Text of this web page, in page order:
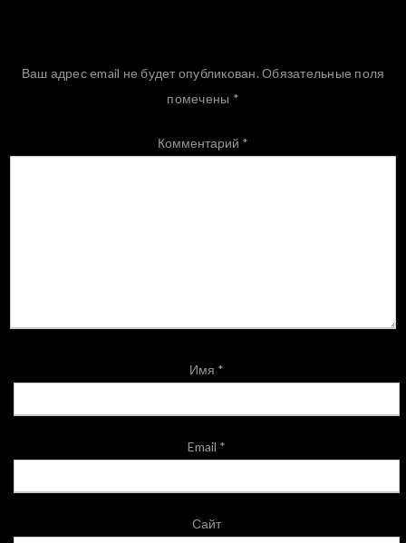
Ваш адрес email не будет опубликован. Обязательные поля
помечены *
Комментарий *
Имя *
Email *
Сайт